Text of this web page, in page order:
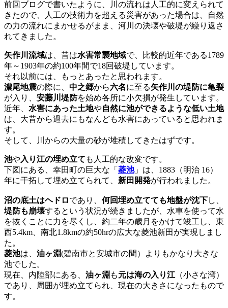
前回ブログで書いたように、川の流れは人工的に変えられて
きたので、人工の技術力を超える災害があった場合は、自然
の力の流れにまかせるがまま、河川の決壊や破堤が繰り返さ
れてきました。
矢作川流域は、昔は水害常襲地域で、比較的近年である1789
年～1903年の約100年間で18回破堤しています。
それ以前には、もっとあったと思われます。
濃尾地震の際に、 中之郷から六名に至る矢作川の堤防に亀裂
が入り、 安藤川堤防を始め各所に小欠損が発生しています。
近年、 水害にあった土地や自然に池ができるような低い土地
は、大昔から過去にもなんども水害にあっていると思われま
す。
そして、川からの大量の砂が堆積してきたはずです。
池や入り江の埋め立て も人工的な改変です。
下図にある、幸田町の巨大な「 菱池」は、1883（明治 16）
年に干拓して埋め立てられて、 新田開発が行われました。
沼の底土はヘドロであり、 何回埋め立てても地盤が沈下し、
堤防も崩壊するという状況が続きましたが、水車を使って水
を抜くことに力を尽くし、約二年の歳月をかけて竣工し、東
西5.4km、南北1.8kmの約50hrの広大な菱池新田が実現しまし
た。
菱池は、 油ヶ淵(碧南市と安城市の間）よりもかなり大きな
池でした。
現在、内陸部にある、 油ヶ淵 も元は海の入り江 （小さな湾）
であり、周囲が埋め立てられ、現在の大きさになったもので
す。